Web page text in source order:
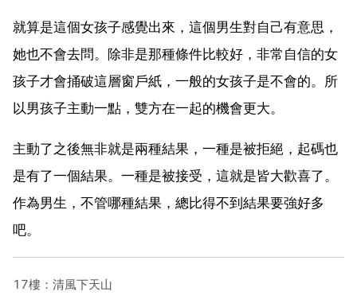
就算是這個女孩子感覺出來，這個男生對自己有意思，
她也不會去問。除非是那種條件比較好，非常自信的女
孩子才會捅破這層窗戶紙，一般的女孩子是不會的。所
以男孩子主動一點，雙方在一起的機會更大。
主動了之後無非就是兩種結果，一種是被拒絕，起碼也
是有了一個結果。一種是被接受，這就是皆大歡喜了。
作為男生，不管哪種結果，總比得不到結果要強好多
吧。
17樓：清風下天山